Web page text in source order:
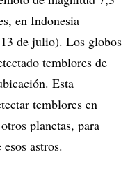
en Indonesia
de julio). Los globos
temblores de
Esta
temblores en
planetas, para
astros.